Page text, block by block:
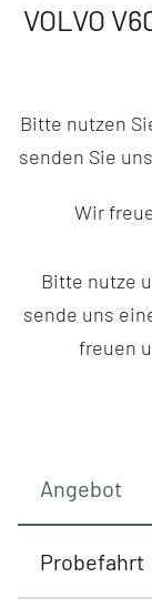
VOLVO
Bitte nutzen
senden Sie
Wir
Bitte nutze
sende uns
freuen
Angebot
Probefahrt